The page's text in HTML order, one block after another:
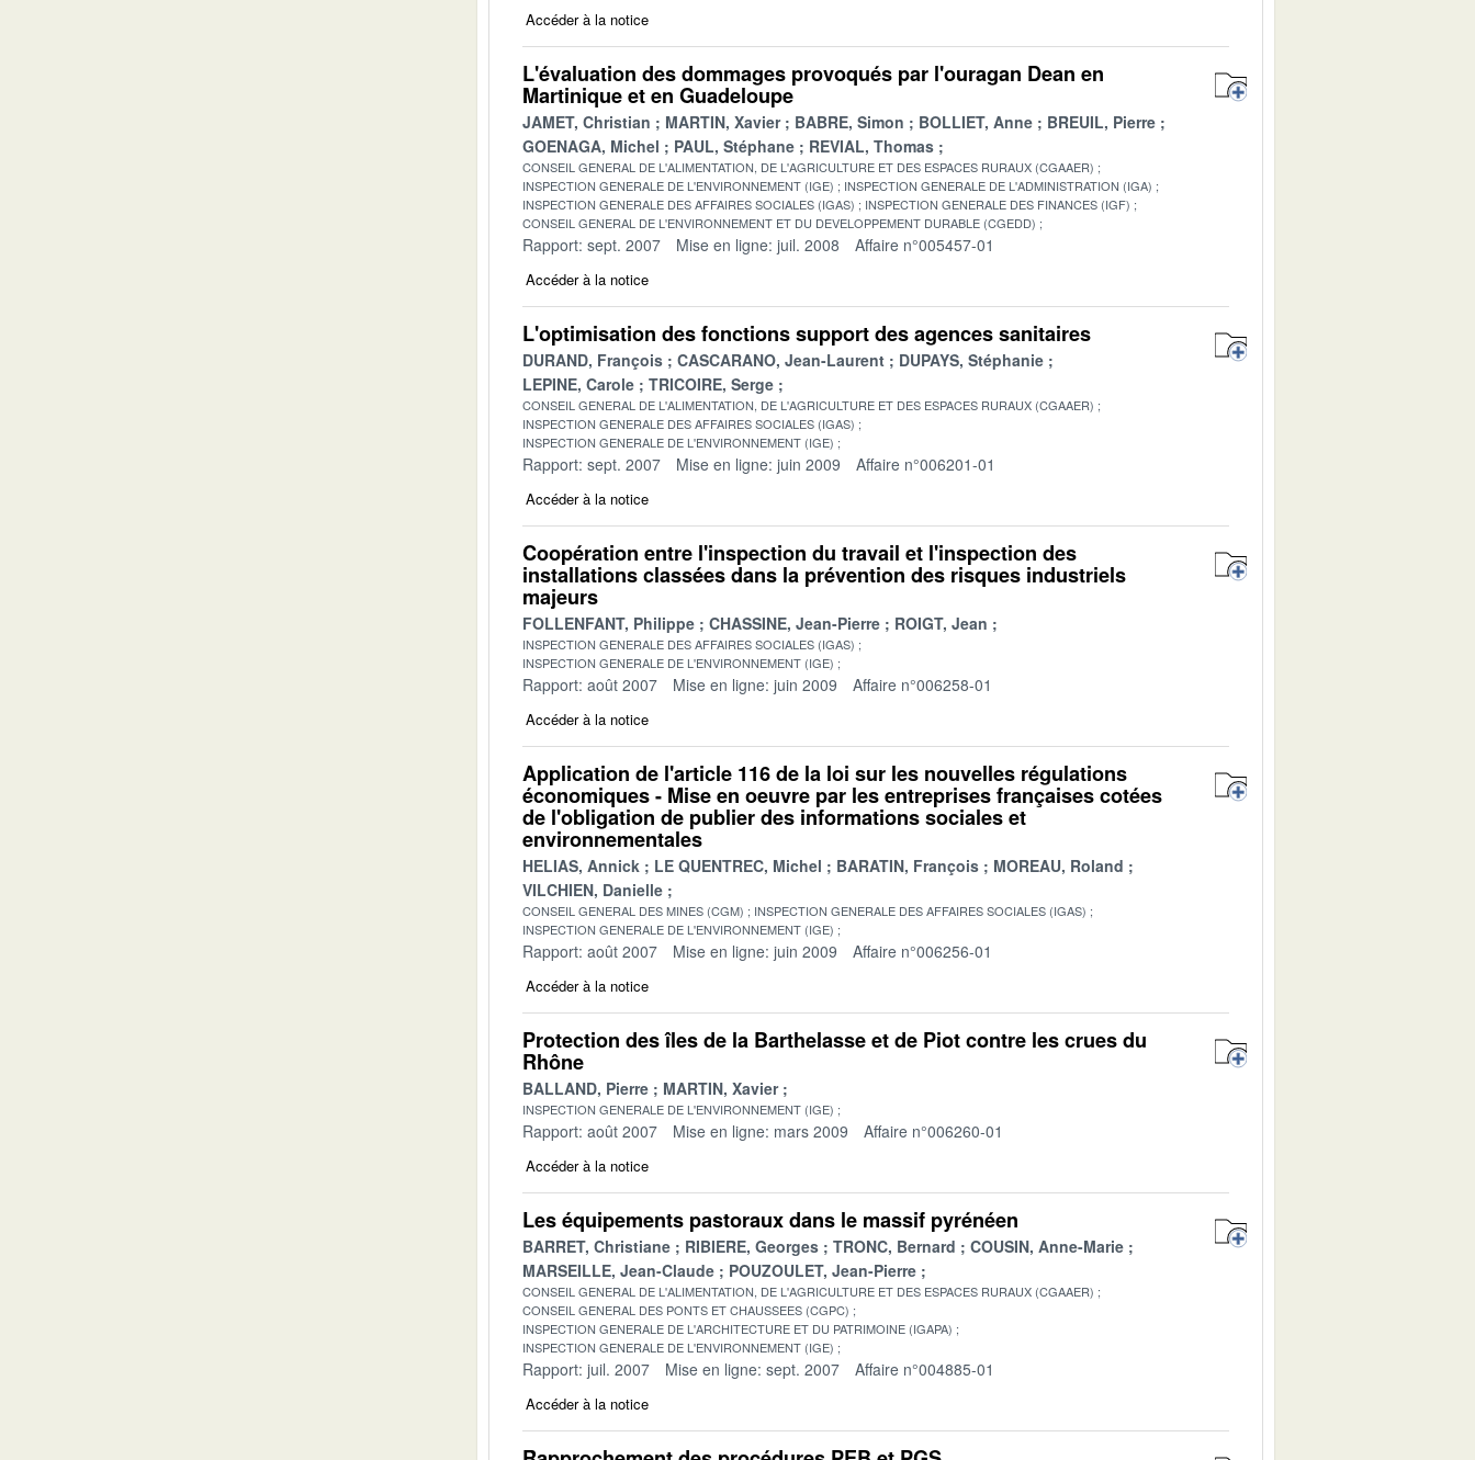
Accéder à la notice
L'évaluation des dommages provoqués par l'ouragan Dean en
Martinique et en Guadeloupe
JAMET, Christian MARTIN, Xavier BABRE, Simon BOLLIET, Anne
BREUIL, Pierre
GOENAGA, Michel
PAUL, Stéphane REVIAL, Thomas
CONSEIL GENERAL DE L'ALIMENTATION, DE L'AGRICULTURE ET DES ESPACES RURAUX (CGAAER)
INSPECTION GENERALE DE L'ENVIRONNEMENT (IGE)
INSPECTION GENERALE DE L'ADMINISTRATION (IGA)
INSPECTION GENERALE DES AFFAIRES SOCIALES (IGAS)
INSPECTION GENERALE DES FINANCES (IGF)
CONSEIL GENERAL DE L'ENVIRONNEMENT ET DU DEVELOPPEMENT DURABLE (CGEDD)
Rapport: sept. 2007 Mise en ligne: juil. 2008 Affaire n°005457-01
Accéder à la notice
L'optimisation des fonctions support des agences sanitaires
DURAND, François CASCARANO, Jean-Laurent
DUPAYS, Stéphanie
LEPINE, Carole
TRICOIRE, Serge
CONSEIL GENERAL DE L'ALIMENTATION, DE L'AGRICULTURE ET DES ESPACES RURAUX (CGAAER)
INSPECTION GENERALE DES AFFAIRES SOCIALES (IGAS)
INSPECTION GENERALE DE L'ENVIRONNEMENT (IGE)
Rapport: sept. 2007 Mise en ligne: juin 2009 Affaire n°006201-01
Accéder à la notice
Coopération entre l'inspection du travail et l'inspection des
installations classées dans la prévention des risques industriels
majeurs
FOLLENFANT, Philippe CHASSINE, Jean-Pierre ROIGT, Jean
INSPECTION GENERALE DES AFFAIRES SOCIALES (IGAS)
INSPECTION GENERALE DE L'ENVIRONNEMENT (IGE)
Rapport: août 2007 Mise en ligne: juin 2009 Affaire n°006258-01
Accéder à la notice
Application de l'article 116 de la loi sur les nouvelles régulations
économiques - Mise en oeuvre par les entreprises françaises cotées
de l'obligation de publier des informations sociales et
environnementales
HELIAS, Annick LE QUENTREC, Michel BARATIN, François
MOREAU, Roland
VILCHIEN, Danielle
CONSEIL GENERAL DES MINES (CGM)
INSPECTION GENERALE DES AFFAIRES SOCIALES (IGAS)
INSPECTION GENERALE DE L'ENVIRONNEMENT (IGE)
Rapport: août 2007 Mise en ligne: juin 2009 Affaire n°006256-01
Accéder à la notice
Protection des îles de la Barthelasse et de Piot contre les crues du
Rhône
BALLAND, Pierre MARTIN, Xavier
INSPECTION GENERALE DE L'ENVIRONNEMENT (IGE)
Rapport: août 2007 Mise en ligne: mars 2009 Affaire n°006260-01
Accéder à la notice
Les équipements pastoraux dans le massif pyrénéen
BARRET, Christiane RIBIERE, Georges TRONC, Bernard
COUSIN, Anne-Marie
MARSEILLE, Jean-Claude
POUZOULET, Jean-Pierre
CONSEIL GENERAL DE L'ALIMENTATION, DE L'AGRICULTURE ET DES ESPACES RURAUX (CGAAER)
CONSEIL GENERAL DES PONTS ET CHAUSSEES (CGPC)
INSPECTION GENERALE DE L'ARCHITECTURE ET DU PATRIMOINE (IGAPA)
INSPECTION GENERALE DE L'ENVIRONNEMENT (IGE)
Rapport: juil. 2007 Mise en ligne: sept. 2007 Affaire n°004885-01
Accéder à la notice